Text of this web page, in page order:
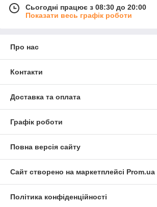
Сьогодні працює з 08:30 до 20:00
Показати весь графік роботи
Про нас
Контакти
Доставка та оплата
Графік роботи
Повна версія сайту
Сайт створено на маркетплейсі Prom.ua
Політика конфіденційності